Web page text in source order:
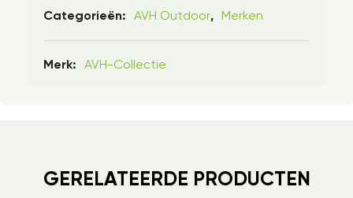
Categorieën: AVH Outdoor, Merken
Merk: AVH-Collectie
GERELATEERDE PRODUCTEN